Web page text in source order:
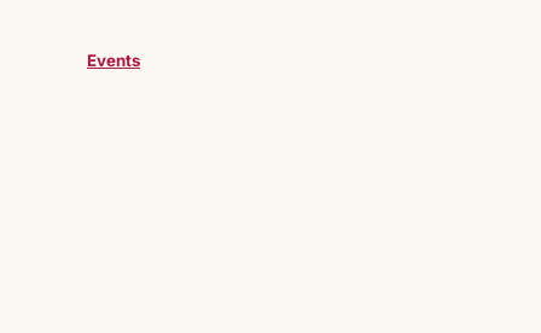
Events